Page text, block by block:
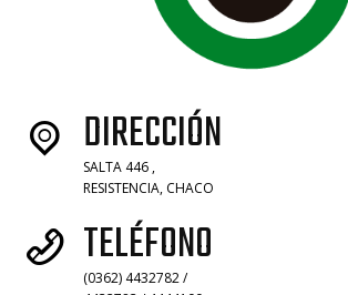
DIRECCIÓN
SALTA 446 ,
RESISTENCIA, CHACO
TELÉFONO
(0362) 4432782 /